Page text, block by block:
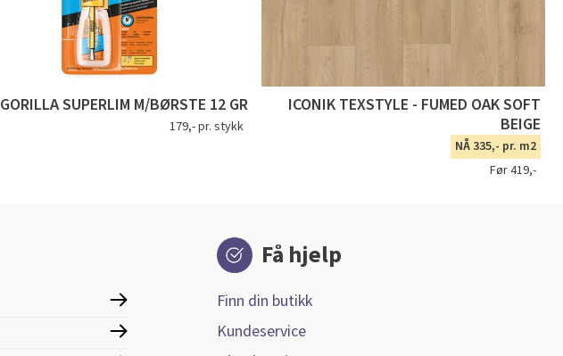
GORILLA SUPERLIM M/BØRSTE 12 GR
179,- pr. stykk
ICONIK TEXSTYLE - FUMED OAK SOFT
BEIGE
NÅ 335,- pr. m2
Før 419,-
Få hjelp
Finn din butikk
Kundeservice